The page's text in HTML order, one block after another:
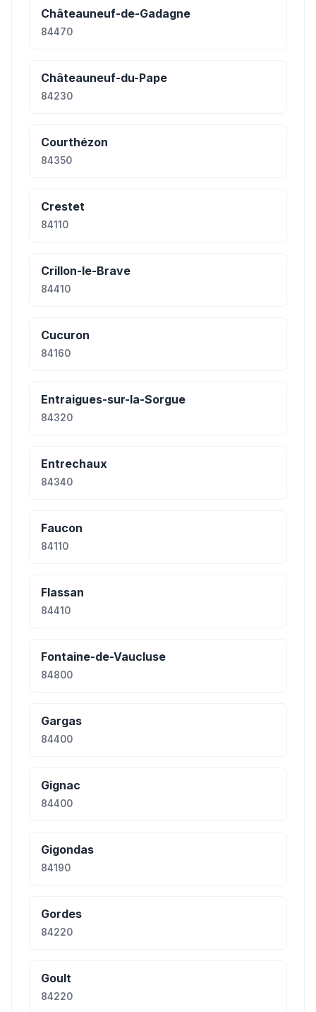
Châteauneuf-de-Gadagne
84470
Châteauneuf-du-Pape
84230
Courthézon
84350
Crestet
84110
Crillon-le-Brave
84410
Cucuron
84160
Entraigues-sur-la-Sorgue
84320
Entrechaux
84340
Faucon
84110
Flassan
84410
Fontaine-de-Vaucluse
84800
Gargas
84400
Gignac
84400
Gigondas
84190
Gordes
84220
Goult
84220